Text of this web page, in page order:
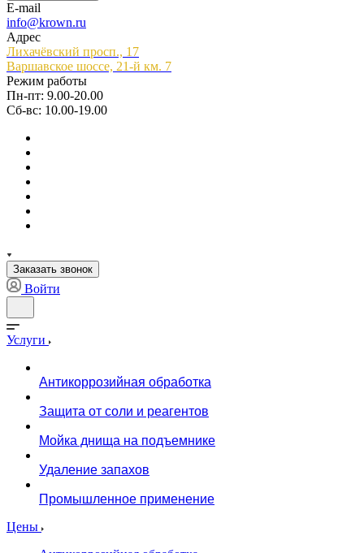
E-mail
info@krown.ru
Адрес
Лихачёвский просп., 17
Варшавское шоссе, 21-й км. 7
Режим работы
Пн-пт: 9.00-20.00
Сб-вс: 10.00-19.00
Заказать звонок
Войти
Услуги
Антикоррозийная обработка
Защита от соли и реагентов
Мойка днища на подъемнике
Удаление запахов
Промышленное применение
Цены